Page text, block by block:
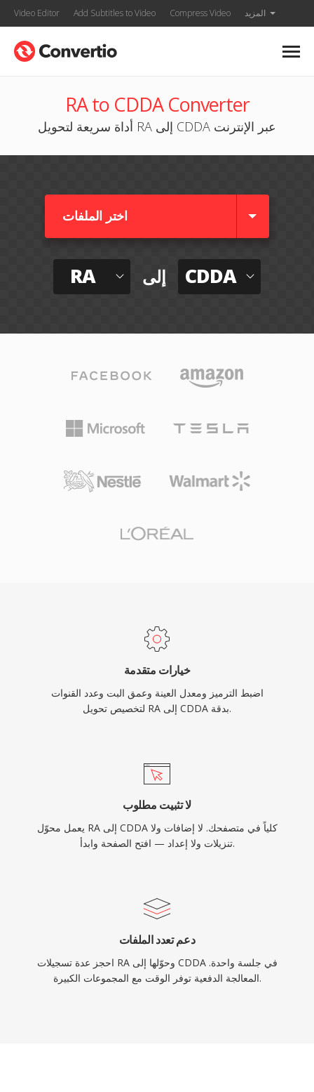
Video Editor Add Subtitles to Video Compress Video المزيد
RA to CDDA Converter
أداة سريعة لتحويل RA إلى CDDA عبر الإنترنت
اختر الملفات
RA إلى CDDA
خيارات متقدمة
اضبط الترميز ومعدل العينة وعمق البت وعدد القنوات
لتخصيص تحويل RA إلى CDDA بدقة.
لا تثبيت مطلوب
يعمل محوّل RA إلى CDDA كلياً في متصفحك. لا إضافات ولا
تنزيلات ولا إعداد — افتح الصفحة وابدأ.
دعم تعدد الملفات
احجز عدة تسجيلات RA وحوّلها إلى CDDA في جلسة واحدة.
المعالجة الدفعية توفر الوقت مع المجموعات الكبيرة.